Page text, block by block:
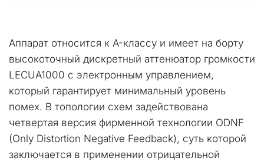
Аппарат относится к A-классу и имеет на борту
высокоточный дискретный аттенюатор громкости
LECUA1000 с электронным управлением,
который гарантирует минимальный уровень
помех. В топологии схем задействована
четвертая версия фирменной технологии ODNF
(Only Distortion Negative Feedback), суть которой
заключается в применении отрицательной